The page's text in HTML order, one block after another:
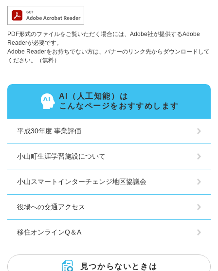
PDF形式のファイルをご覧いただく場合には、Adobe社が提供するAdobe
Readerが必要です。
Adobe Readerをお持ちでない方は、バナーのリンク先からダウンロードして
ください。（無料）
AI（人工知能）は
こんなページをおすすめします
平成30年度 事業評価
小山町生涯学習施設について
小山スマートインターチェンジ地区協議会
役場への交通アクセス
移住オンラインQ＆A
見つからないときは